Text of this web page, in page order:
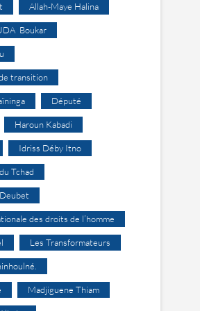
Allah-Maye Halina
Boukar
transition
Député
Haroun Kabadi
Idriss Déby Itno
Tchad
des droits de l’homme
Les Transformateurs
Madjiguene Thiam